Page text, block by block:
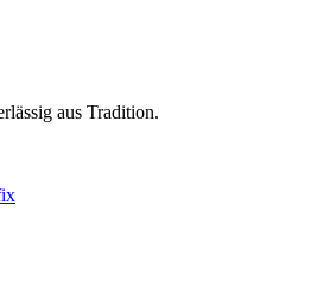
aus Tradition.